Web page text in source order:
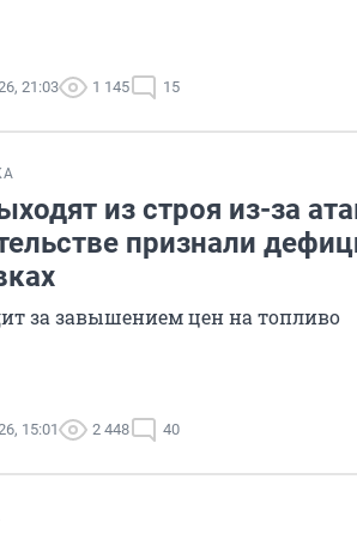
21:03 1 145 15
из строя из-за
признали
за завышением цен на топливо
15:01 2 448 40